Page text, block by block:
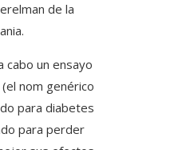
de la
cabo un ensayo
nom genérico
para diabetes
para perder